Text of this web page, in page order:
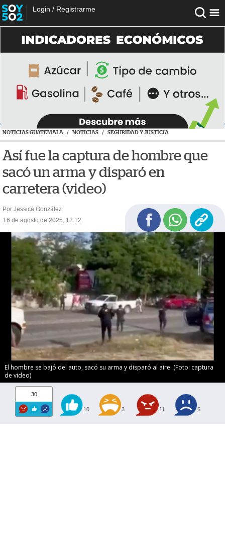
Login / Registrarme
NOTICIAS GUATEMALA / NOTICIAS / SEGURIDAD Y JUSTICIA
Así fue la captura de hombre que
sacó un arma y disparó en
carretera (video)
Por Jessica González
16 de agosto de 2025, 12:12
El hombre se bajó del auto, sacó su arma y disparó al aire. (Foto: captura
de video)
30
10 3 11 6